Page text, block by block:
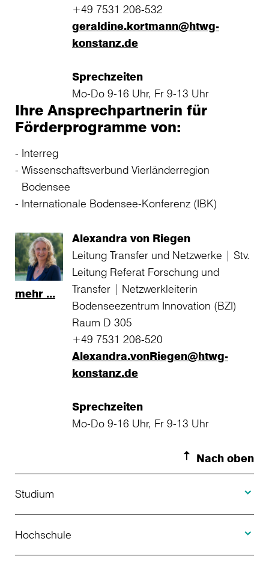
+49 7531 206-532
geraldine.kortmann@htwg-
konstanz.de
Sprechzeiten
Mo-Do 9-16 Uhr, Fr 9-13 Uhr
Ihre Ansprechpartnerin für
Förderprogramme von:
Interreg
Wissenschaftsverbund Vierländerregion
Bodensee
Internationale Bodensee-Konferenz (IBK)
mehr ...
Alexandra von Riegen
Leitung Transfer und Netzwerke | Stv.
Leitung Referat Forschung und
Transfer | Netzwerkleiterin
Bodenseezentrum Innovation (BZI)
Raum D 305
+49 7531 206-520
Alexandra.vonRiegen@htwg-
konstanz.de
Sprechzeiten
Mo-Do 9-16 Uhr, Fr 9-13 Uhr
Nach oben
Studium
Studienangebot
Hochschule